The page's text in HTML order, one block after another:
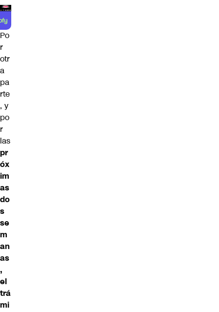
Po
r
otr
a
pa
rte
, y
po
r
las
pr
óx
im
as
do
s
se
m
an
as
,
el
trá
mi